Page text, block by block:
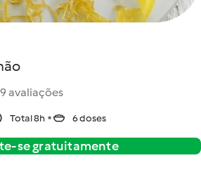
9 avaliações
Total 8h 6 doses
se gratuitamente